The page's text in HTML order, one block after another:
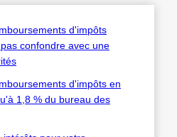
d'impôts
confondre avec une
d'impôts en
1,8 % du bureau des